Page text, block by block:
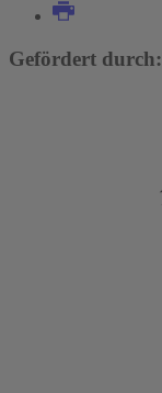
Gefördert durch: